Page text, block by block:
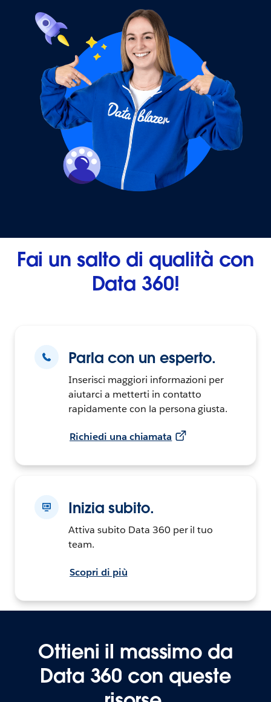
Fai un salto di qualità con
Data 360!
Parla con un esperto.
Inserisci maggiori informazioni per
aiutarci a metterti in contatto
rapidamente con la persona giusta.
Richiedi una chiamata
Inizia subito.
Attiva subito Data 360 per il tuo
team.
Scopri di più
Ottieni il massimo da
Data 360 con queste